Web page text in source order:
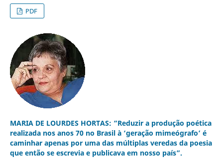
PDF
MARIA DE LOURDES HORTAS: “Reduzir a produção poética
realizada nos anos 70 no Brasil à ‘geração mimeógrafo’ é
caminhar apenas por uma das múltiplas veredas da poesia
que então se escrevia e publicava em nosso país”.